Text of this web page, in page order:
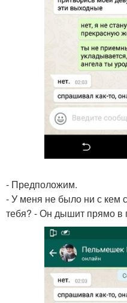
- Предположим.
- У меня не было ни с кем
тебя? - Он дышит прямо в